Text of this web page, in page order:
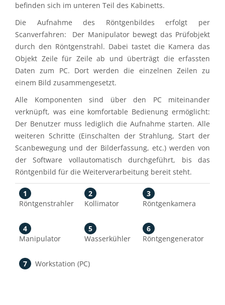
befinden sich im unteren Teil des Kabinetts.
Die Aufnahme des Röntgenbildes erfolgt per
Scanverfahren: Der Manipulator bewegt das Prüfobjekt
durch den Röntgenstrahl. Dabei tastet die Kamera das
Objekt Zeile für Zeile ab und überträgt die erfassten
Daten zum PC. Dort werden die einzelnen Zeilen zu
einem Bild zusammengesetzt.
Alle Komponenten sind über den PC miteinander
verknüpft, was eine komfortable Bedienung ermöglicht:
Der Benutzer muss lediglich die Aufnahme starten. Alle
weiteren Schritte (Einschalten der Strahlung, Start der
Scanbewegung und der Bilderfassung, etc.) werden von
der Software vollautomatisch durchgeführt, bis das
Röntgenbild für die Weiterverarbeitung bereit steht.
1
Röntgenstrahler
2
Kollimator
3
Röntgenkamera
4
Manipulator
5
Wasserkühler
6
Röntgengenerator
7 Workstation (PC)